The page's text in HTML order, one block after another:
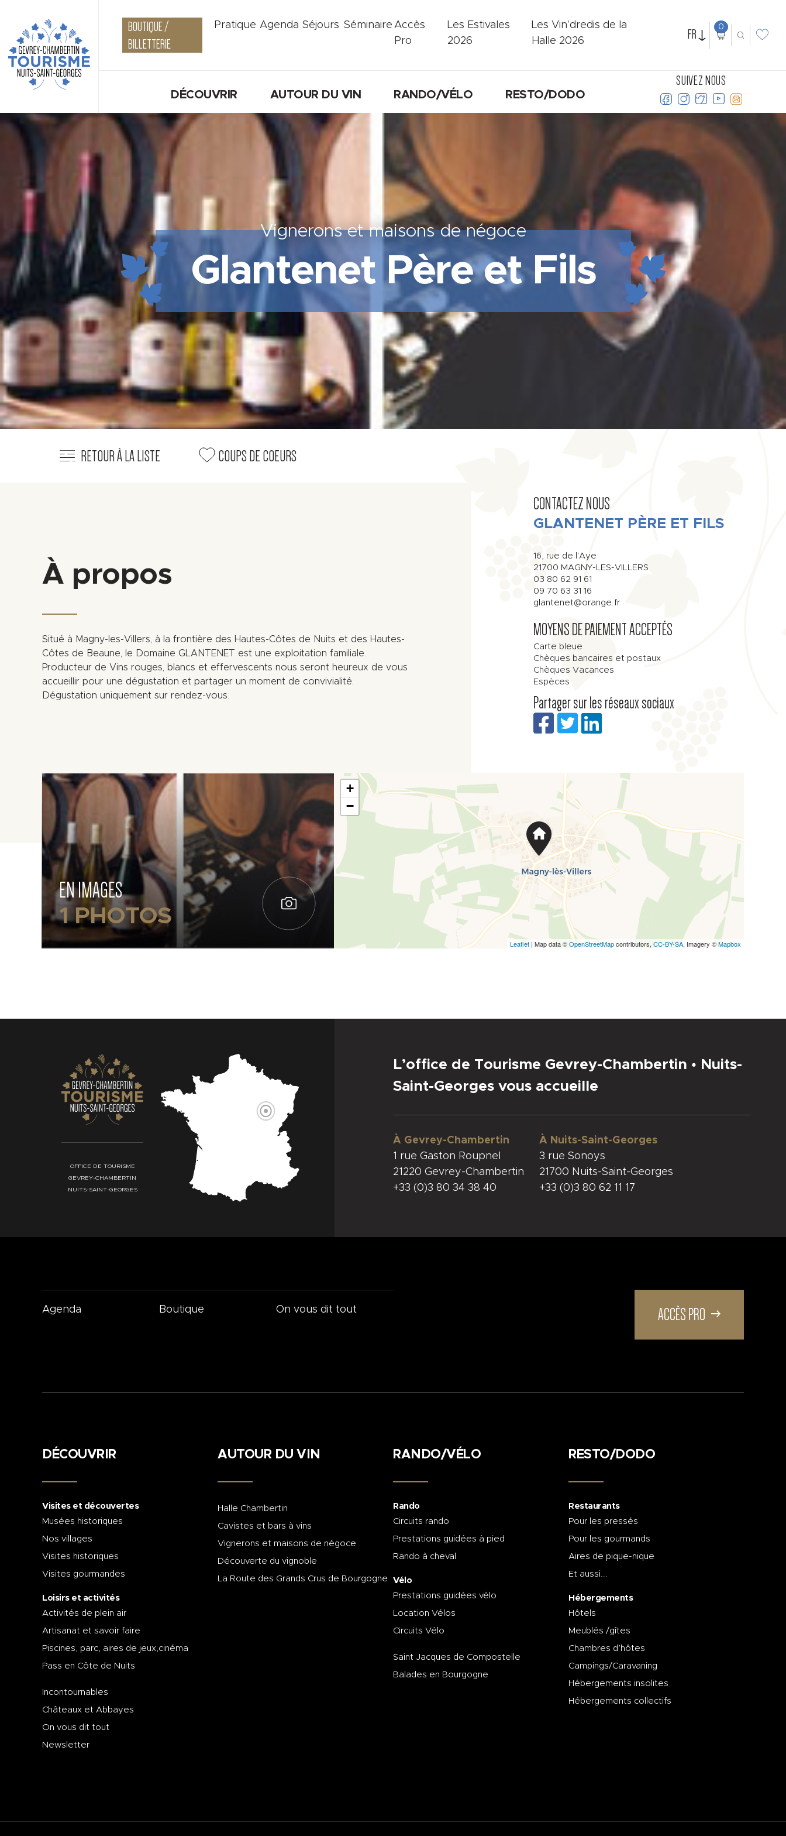
BOUTIQUE /
BILLETTERIE
Pratique Agenda Séjours Séminaire Accès
Pro
Les Estivales
2026
Les Vin’dredis de la
Halle 2026
FR 0
DÉCOUVRIR AUTOUR DU VIN RANDO/VÉLO RESTO/DODO
SUIVEZ NOUS
Vignerons et maisons de négoce
Glantenet Père et Fils
RETOUR À LA LISTE COUPS DE COEURS
À propos
Situé à Magny-les-Villers, à la frontière des Hautes-Côtes de Nuits et des Hautes-
Côtes de Beaune, le Domaine GLANTENET est une exploitation familiale.
Producteur de Vins rouges, blancs et effervescents nous seront heureux de vous
accueillir pour une dégustation et partager un moment de convivialité.
Dégustation uniquement sur rendez-vous.
CONTACTEZ NOUS
GLANTENET PÈRE ET FILS
16, rue de l'Aye
21700 MAGNY-LES-VILLERS
03 80 62 91 61
09 70 63 31 16
glantenet@orange.fr
MOYENS DE PAIEMENT ACCEPTÉS
Carte bleue
Chèques bancaires et postaux
Chèques Vacances
Espèces
Partager sur les réseaux sociaux
EN IMAGES
1 PHOTOS
+
−
Leaflet | Map data ©OpenStreetMapcontributors, CC-BY-SA, Imagery ©Mapbox
OFFICE DE TOURISME
GEVREY-CHAMBERTIN
NUITS-SAINT-GEORGES
L’office de Tourisme Gevrey-Chambertin • Nuits-
Saint-Georges vous accueille
À Gevrey-Chambertin
1 rue Gaston Roupnel
21220 Gevrey-Chambertin
+33 (0)3 80 34 38 40
À Nuits-Saint-Georges
3 rue Sonoys
21700 Nuits-Saint-Georges
+33 (0)3 80 62 11 17
Agenda Boutique On vous dit tout ACCÈS PRO
DÉCOUVRIR
Visites et découvertes
Musées historiques
Nos villages
Visites historiques
Visites gourmandes
Loisirs et activités
Activités de plein air
Artisanat et savoir faire
Piscines, parc, aires de jeux,cinéma
Pass en Côte de Nuits
Incontournables
Châteaux et Abbayes
On vous dit tout
Newsletter
AUTOUR DU VIN
Halle Chambertin
Cavistes et bars à vins
Vignerons et maisons de négoce
Découverte du vignoble
La Route des Grands Crus de Bourgogne
RANDO/VÉLO
Rando
Circuits rando
Prestations guidées à pied
Rando à cheval
Vélo
Prestations guidées vélo
Location Vélos
Circuits Vélo
Saint Jacques de Compostelle
Balades en Bourgogne
RESTO/DODO
Restaurants
Pour les pressés
Pour les gourmands
Aires de pique-nique
Et aussi...
Hébergements
Hôtels
Meublés /gîtes
Chambres d’hôtes
Campings/Caravaning
Hébergements insolites
Hébergements collectifs